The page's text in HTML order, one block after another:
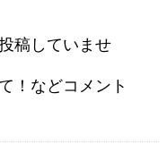
稿していませ
！などコメント